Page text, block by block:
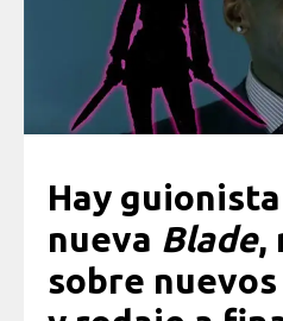
Hay
nueva Blade,
sobre